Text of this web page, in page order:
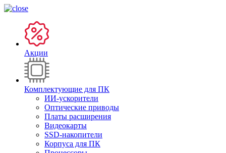
Акции
Комплектующие для ПК
ИИ-ускорители
Оптические приводы
Платы расширения
Видеокарты
SSD-накопители
Корпуса для ПК